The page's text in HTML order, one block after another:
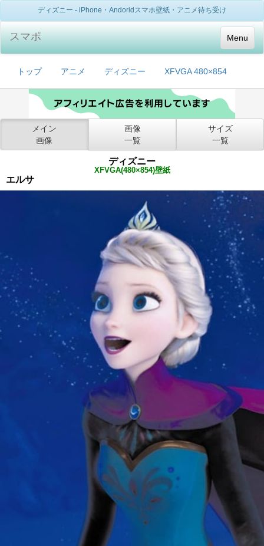
ディズニー - iPhone・Andoridスマホ壁紙・アニメ待ち受け
Menu
スマポ
トップ アニメ ディズニー XFVGA 480×854
メイン
画像
画像
一覧
サイズ
一覧
ディズニー
XFVGA(480×854)壁紙
エルサ